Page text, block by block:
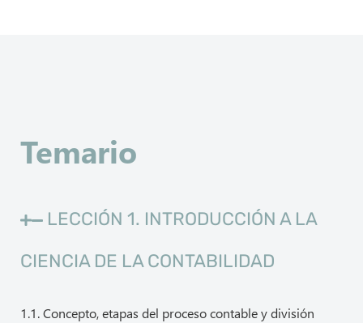
Temario
LECCIÓN 1. INTRODUCCIÓN A LA
CIENCIA DE LA CONTABILIDAD
1.1. Concepto, etapas del proceso contable y división